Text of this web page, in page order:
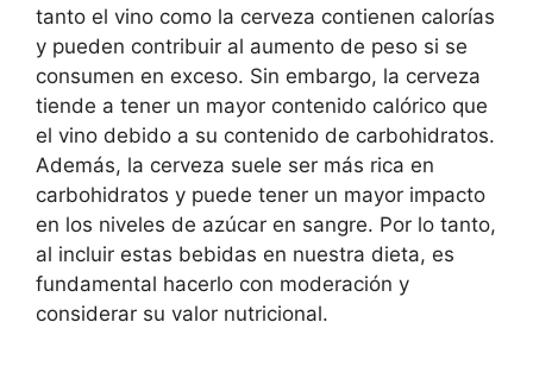
tanto el vino como la cerveza contienen calorías
y pueden contribuir al aumento de peso si se
consumen en exceso. Sin embargo, la cerveza
tiende a tener un mayor contenido calórico que
el vino debido a su contenido de carbohidratos.
Además, la cerveza suele ser más rica en
carbohidratos y puede tener un mayor impacto
en los niveles de azúcar en sangre. Por lo tanto,
al incluir estas bebidas en nuestra dieta, es
fundamental hacerlo con moderación y
considerar su valor nutricional.